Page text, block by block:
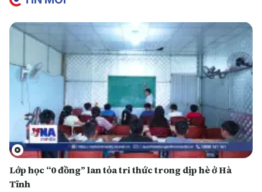
Lớp học “0 đồng” lan tỏa tri thức trong dịp hè ở Hà
Tĩnh